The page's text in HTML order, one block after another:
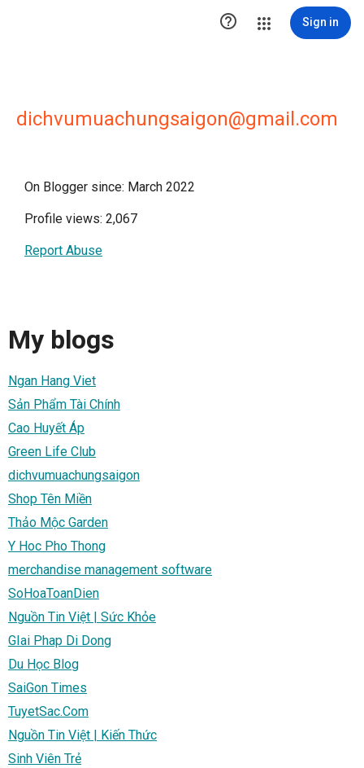
 Sign in
dichvumuachungsaigon@gmail.com
On Blogger since: March 2022
Profile views: 2,067
Report Abuse
My blogs
Ngan Hang Viet
Sản Phẩm Tài Chính
Cao Huyết Áp
Green Life Club
dichvumuachungsaigon
Shop Tên Miền
Thảo Mộc Garden
Y Hoc Pho Thong
merchandise management software
SoHoaToanDien
Nguồn Tin Việt | Sức Khỏe
GIai Phap Di Dong
Du Học Blog
SaiGon Times
TuyetSac.Com
Nguồn Tin Việt | Kiến Thức
Sinh Viên Trẻ